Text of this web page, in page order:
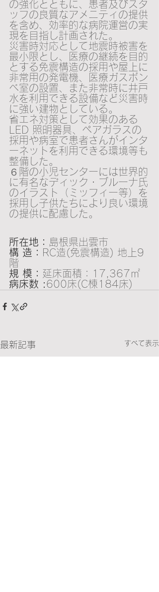
の強化とともに、患者及びスタ
ッフの良質なアメニティの提供
を含め、効率的な病院運営の実
現を目指し計画された。
災害時対応として地震時被害を
最小限とし、医療の継続を目的
とする免震構造の採用や屋上に
非常用の発電機、医療ガスボン
ベ室の設置、また非常時に井戸
水を利用できる設備など災害時
に強い建物としている。
省エネ対策として効果のある
LED 照明器具、ペアガラスの
採用や病室で患者さんがインタ
ーネットを利用できる環境等も
整備した。
６階の小児センターには世界的
に有名なディック・ブルーナ氏
のイラスト（ミッフィー等）を
採用し子供たちにより良い環境
の提供に配慮した。
所在地： 島根県出雲市
構 造： RC造(免震構造) 地上9
階
規 模： 延床面積：17,367㎡
病床数 : 600床(C棟184床)
最新記事 すべて表示